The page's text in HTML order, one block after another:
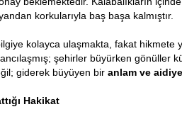
korkularıyla baş başa kalmıştır.
kolayca ulaşmakta, fakat hikmete
şehirler büyürken gönüller
giderek büyüyen bir anlam ve
Hakikat